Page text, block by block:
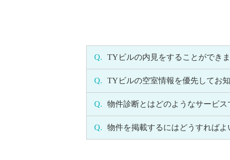
Q. TYビルの内見をすることができ
Q. TYビルの空室情報を優先してお
Q. 物件診断とはどのようなサービス
Q. 物件を掲載するにはどうすればよ